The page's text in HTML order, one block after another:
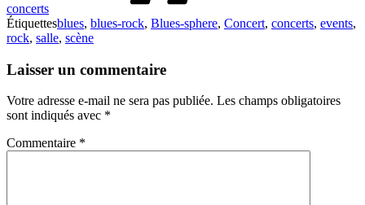
concerts
Étiquettesblues, blues-rock, Blues-sphere, Concert, concerts, events,
rock, salle, scène
Laisser un commentaire
Votre adresse e-mail ne sera pas publiée. Les champs obligatoires
sont indiqués avec *
Commentaire *